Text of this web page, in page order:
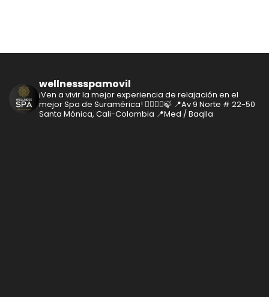
wellnessspamovil
¡Ven a vivir la mejor experiencia de relajación en el
mejor Spa de Suramérica! 🧘‍♂️🧘‍♀️🍃 📍Av 9 Norte # 22-50
Santa Mónica, Cali-Colombia 📍Med / Baqlla